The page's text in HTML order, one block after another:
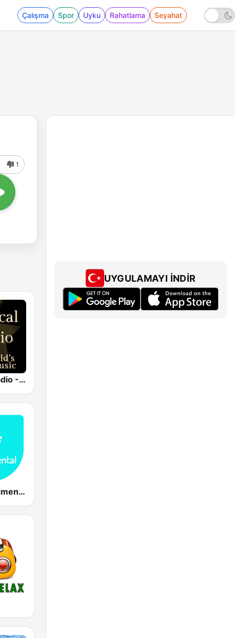
Çalışma Spor Uyku Rahatlama Seyahat
1
Classical Radio - Sleep
Relax Instrumental
UYGULAMAYI İNDIR